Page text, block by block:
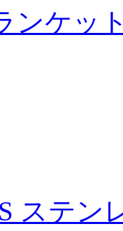
ンケッ
ステン